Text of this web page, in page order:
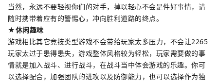
当然，永远不要轻视你们的对手，掉以轻心不会是件好事情，请
随时携带着应有的警惕心，冲向胜利道路的终点。
★休闲趣味
游戏相比其它竞技类型游戏不会带给玩家太多压力，不会让2265
玩家太过于患得患失，游戏整体风格较为轻松，玩家需要做的事
情就是加入战斗、进行战斗，在战斗当中体会游戏的乐趣。你可
以选择配合，加强团队的进攻以及防御能力，也可以选择作为独